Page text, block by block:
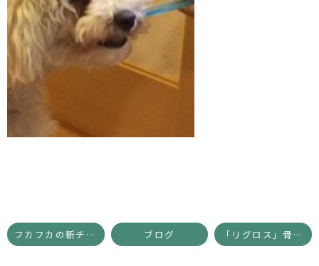
フカフカの新チェア【院長ブログ】 ブログ 「リグロス」骨を再生する歯周病治療薬